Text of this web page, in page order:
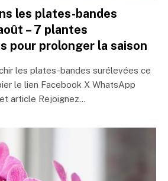
les plates-bandes
– 7 plantes
pour prolonger la saison
les plates-bandes surélevées ce
le lien Facebook X WhatsApp
article Rejoignez…